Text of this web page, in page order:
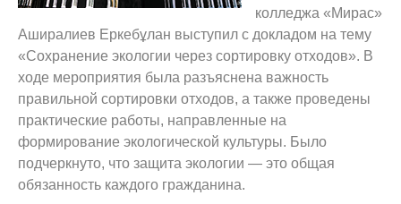
колледжа «Мирас»
Аширалиев Еркебұлан выступил с докладом на тему
«Сохранение экологии через сортировку отходов». В
ходе мероприятия была разъяснена важность
правильной сортировки отходов, а также проведены
практические работы, направленные на
формирование экологической культуры. Было
подчеркнуто, что защита экологии — это общая
обязанность каждого гражданина.